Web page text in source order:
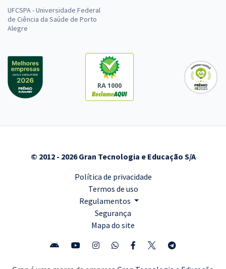
UFCSPA - Universidade Federal
de Ciência da Saúde de Porto
Alegre
RA 1000
© 2012 - 2026 Gran Tecnologia e Educação S/A
Política de privacidade
Termos de uso
Regulamentos
Segurança
Mapa do site